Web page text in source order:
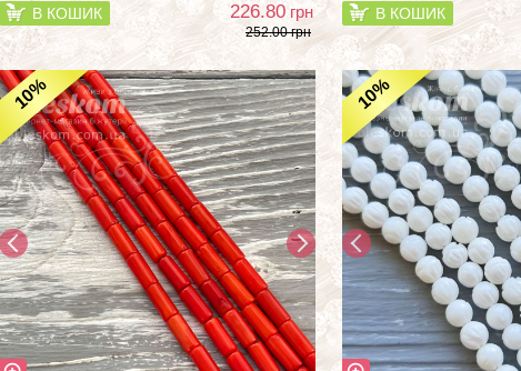
В КОШИК 226.80 грн
252.00 грн
В КОШИК
10% 10%